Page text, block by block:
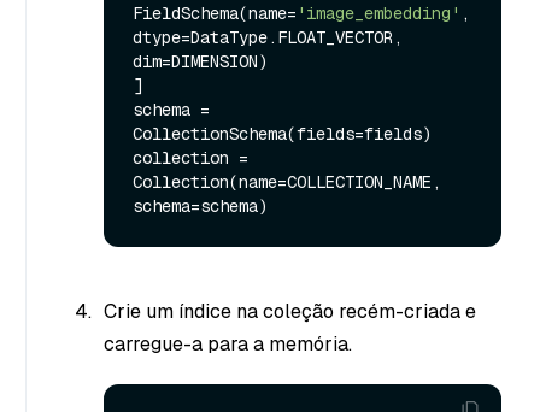
FieldSchema(name= 'image_embedding' ,
dtype=DataType.FLOAT_VECTOR,
dim=DIMENSION)
]
schema =
CollectionSchema(fields=fields)
collection =
Collection(name=COLLECTION_NAME,
Crie um índice na coleção recém-criada e
carregue-a para a memória.